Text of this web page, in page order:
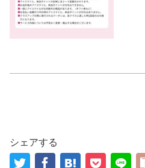
シェアする